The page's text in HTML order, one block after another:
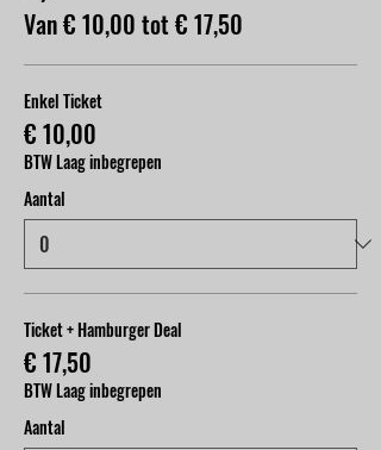
Van € 10,00 tot € 17,50
Enkel Ticket
€ 10,00
BTW Laag inbegrepen
Aantal
Ticket + Hamburger Deal
€ 17,50
BTW Laag inbegrepen
Aantal